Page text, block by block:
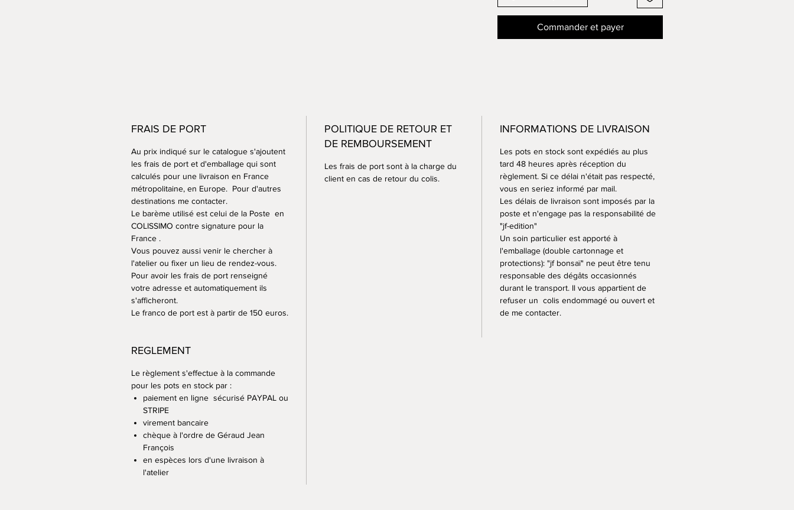
très passionnant pour un céramiste.
Tous mes émaux sont uniques et
peuvent donner des teintes et des
à 1250°
A cette température, l'argile devient
étanche et résistante au gel
donc c’est idéal pour vos arbres qui
passent l’année dehors.
Commander et payer
FRAIS DE PORT
Au prix indiqué sur le catalogue s'ajoutent
les frais de port et d'emballage qui sont
calculés pour une livraison en France
métropolitaine, en Europe. Pour d'autres
destinations me contacter.
Le barème utilisé est celui de la Poste en
COLISSIMO contre signature pour la
France .
Vous pouvez aussi venir le chercher à
l'atelier ou fixer un lieu de rendez-vous.
Pour avoir les frais de port renseigné
votre adresse et automatiquement ils
s'afficheront.
Le franco de port est à partir de 150 euros.
POLITIQUE DE RETOUR ET
DE REMBOURSEMENT
Les frais de port sont à la charge du
client en cas de retour du colis.
INFORMATIONS DE LIVRAISON
Les pots en stock sont expédiés au plus
tard 48 heures après réception du
règlement. Si ce délai n'était pas respecté,
vous en seriez informé par mail.
Les délais de livraison sont imposés par la
poste et n'engage pas la responsabilité de
"jf-edition"
Un soin particulier est apporté à
l'emballage (double cartonnage et
protections): "jf bonsaï" ne peut être tenu
responsable des dégâts occasionnés
durant le transport. Il vous appartient de
refuser un colis endommagé ou ouvert et
de me contacter.
REGLEMENT
Le règlement s'effectue à la commande
pour les pots en stock par :
paiement en ligne sécurisé PAYPAL ou
STRIPE
virement bancaire
chèque à l'ordre de Géraud Jean
François
en espèces lors d'une livraison à
l'atelier